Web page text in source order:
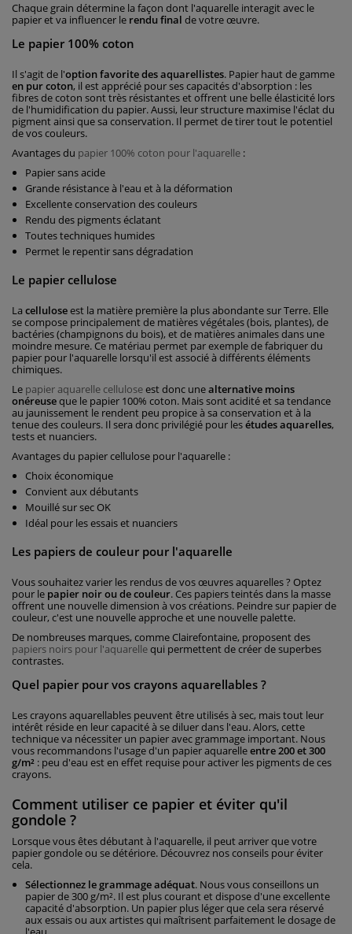
Chaque grain détermine la façon dont l'aquarelle interagit avec le
papier et va influencer le rendu final de votre œuvre.
Le papier 100% coton
Il s'agit de l'option favorite des aquarellistes. Papier haut de gamme
en pur coton, il est apprécié pour ses capacités d'absorption : les
fibres de coton sont très résistantes et offrent une belle élasticité lors
de l'humidification du papier. Aussi, leur structure maximise l'éclat du
pigment ainsi que sa conservation. Il permet de tirer tout le potentiel
de vos couleurs.
Avantages du papier 100% coton pour l'aquarelle :
Papier sans acide
Grande résistance à l'eau et à la déformation
Excellente conservation des couleurs
Rendu des pigments éclatant
Toutes techniques humides
Permet le repentir sans dégradation
Le papier cellulose
La celluloseest la matière première la plus abondante sur Terre. Elle
se compose principalement de matières végétales (bois, plantes), de
bactéries (champignons du bois), et de matières animales dans une
moindre mesure. Ce matériau permet par exemple de fabriquer du
papier pour l'aquarelle lorsqu'il est associé à différents éléments
chimiques.
Le papier aquarelle celluloseest donc unealternative moins
onéreuseque le papier 100% coton. Mais sont acidité et sa tendance
au jaunissement le rendent peu propice à sa conservation et à la
tenue des couleurs. Il sera donc privilégié pour lesétudes aquarelles,
tests et nuanciers.
Avantages du papier cellulose pour l'aquarelle :
Choix économique
Convient aux débutants
Mouillé sur sec OK
Idéal pour les essais et nuanciers
Les papiers de couleur pour l'aquarelle
Vous souhaitez varier les rendus de vos œuvres aquarelles ? Optez
pour le papier noir ou de couleur. Ces papiers teintés dans la masse
offrent une nouvelle dimension à vos créations. Peindre sur papier de
couleur, c'est une nouvelle approche et une nouvelle palette.
De nombreuses marques, comme Clairefontaine, proposent des
papiers noirs pour l'aquarellequi permettent de créer de superbes
contrastes.
Quel papier pour vos crayons aquarellables ?
Les crayons aquarellables peuvent être utilisés à sec, mais tout leur
intérêt réside en leur capacité à se diluer dans l'eau. Alors, cette
technique va nécessiter un papier avec grammage important. Nous
vous recommandons l'usage d'un papier aquarelleentre 200 et 300
g/m² : peu d'eau est en effet requise pour activer les pigments de ces
crayons.
Comment utiliser ce papier et éviter qu'il
gondole ?
Lorsque vous êtes débutant à l'aquarelle, il peut arriver que votre
papier gondole ou se détériore. Découvrez nos conseils pour éviter
cela.
Sélectionnez le grammage adéquat. Nous vous conseillons un
papier de 300 g/m². Il est plus courant et dispose d'une excellente
capacité d'absorption. Un papier plus léger que cela sera réservé
aux essais ou aux artistes qui maîtrisent parfaitement le dosage de